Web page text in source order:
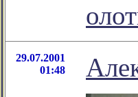
29.07.2001
01:48